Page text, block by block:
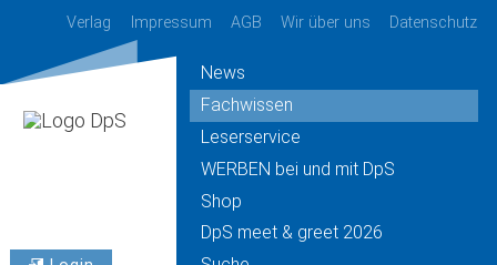
Verlag Impressum AGB Wir über uns Datenschutz
News
Fachwissen
Leserservice
WERBEN bei und mit DpS
Shop
DpS meet & greet 2026